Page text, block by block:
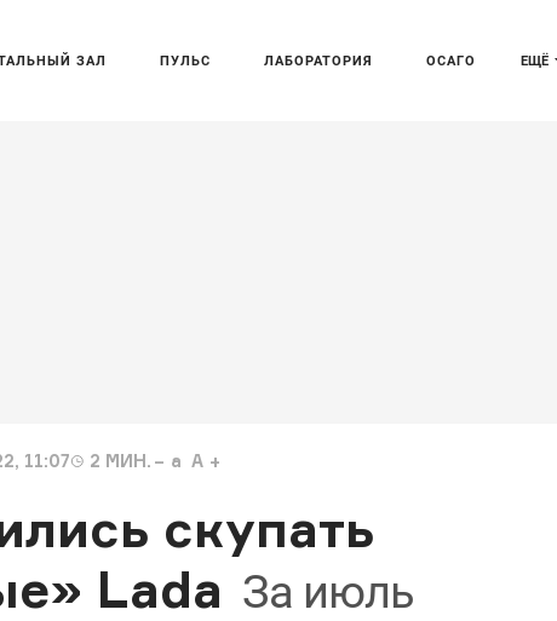
ЕЩЁ
ЗАЛ ПУЛЬС ЛАБОРАТОРИЯ ОСАГО
11:07 2 МИН. a A
скупать
Lada За июль